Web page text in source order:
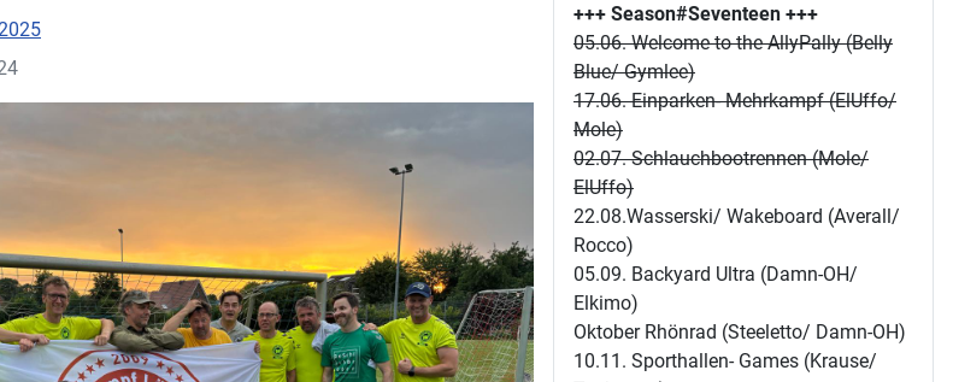
+++ Season#Seventeen +++
05.06. Welcome to the AllyPally (Belly
Blue/ Gymlee)
17.06. Einparken- Mehrkampf (ElUffo/
Mole)
02.07. Schlauchbootrennen (Mole/
ElUffo)
22.08.Wasserski/ Wakeboard (Averall/
Rocco)
05.09. Backyard Ultra (Damn-OH/
Elkimo)
Oktober Rhönrad (Steeletto/ Damn-OH)
10.11. Sporthallen- Games (Krause/